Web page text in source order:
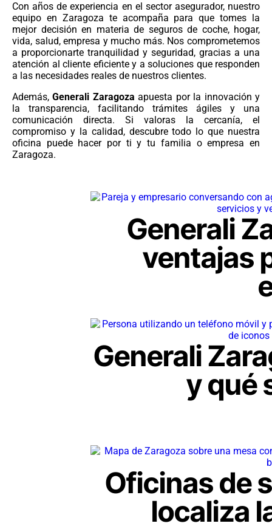
Con años de experiencia en el sector asegurador, nuestro
equipo en Zaragoza te acompaña para que tomes la
mejor decisión en materia de seguros de coche, hogar,
vida, salud, empresa y mucho más. Nos comprometemos
a proporcionarte tranquilidad y seguridad, gracias a una
atención al cliente eficiente y a soluciones que responden
a las necesidades reales de nuestros clientes.
Además,Generali Zaragoza apuesta por la innovación y
la transparencia, facilitando trámites ágiles y una
comunicación directa. Si valoras la cercanía, el
compromiso y la calidad, descubre todo lo que nuestra
oficina puede hacer por ti y tu familia o empresa en
Zaragoza.
Generali
ventajas
Generali
y qué
Oficinas de
localiza